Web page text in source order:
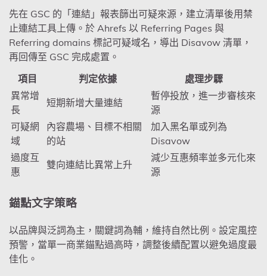
先在 GSC 的「連結」報表篩出可疑來源，建立清單後用禁
止連結工具上傳。於 Ahrefs 以 Referring Pages 與
Referring domains 標記可疑域名，導出 Disavow 清單，
再回傳至 GSC 完成處置。
項目
判定依據
處理步驟
異常增
長
短期新增大量連結
暫停投放，進一步審核來
源
可疑網
域
內容農場、目標不相關
的站
加入黑名單或列為
Disavow
過度互
惠
雙向連結比異常上升
減少互惠頻率並多元化來
源
錨點文字策略
以品牌與泛詞為主，關鍵詞為輔，維持自然比例。設定風控
預警，當單一商業錨點過高時，調整後續配置以避免過度最
佳化。